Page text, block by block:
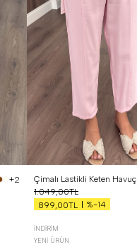
36 40
+2
1.049,00TL
899,00TL
%-14
İNDIRIM
YENI ÜRÜN